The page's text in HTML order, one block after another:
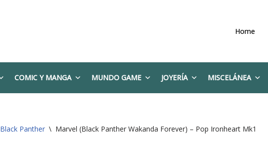
Home
COMIC Y MANGA MUNDO GAME JOYERÍA MISCELÁNEA
Black Panther \ Marvel (Black Panther Wakanda Forever) – Pop Ironheart Mk1